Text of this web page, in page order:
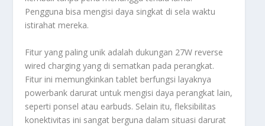
Pengguna bisa mengisi daya singkat di sela waktu
istirahat mereka.
Fitur yang paling unik adalah dukungan 27W reverse
wired charging yang di sematkan pada perangkat.
Fitur ini memungkinkan tablet berfungsi layaknya
powerbank darurat untuk mengisi daya perangkat lain,
seperti ponsel atau earbuds. Selain itu, fleksibilitas
konektivitas ini sangat berguna dalam situasi darurat